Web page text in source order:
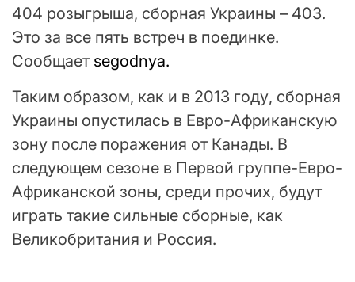
404 розыгрыша, сборная Украины – 403.
Это за все пять встреч в поединке.
Сообщает segodnya.
Таким образом, как и в 2013 году, сборная
Украины опустилась в Евро-Африканскую
зону после поражения от Канады. В
следующем сезоне в Первой группе-Евро-
Африканской зоны, среди прочих, будут
играть такие сильные сборные, как
Великобритания и Россия.